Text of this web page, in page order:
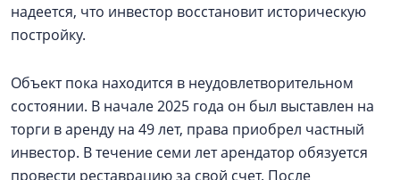
надеется, что инвестор восстановит историческую
постройку.
Объект пока находится в неудовлетворительном
состоянии. В начале 2025 года он был выставлен на
торги в аренду на 49 лет, права приобрел частный
инвестор. В течение семи лет арендатор обязуется
провести реставрацию за свой счет. После